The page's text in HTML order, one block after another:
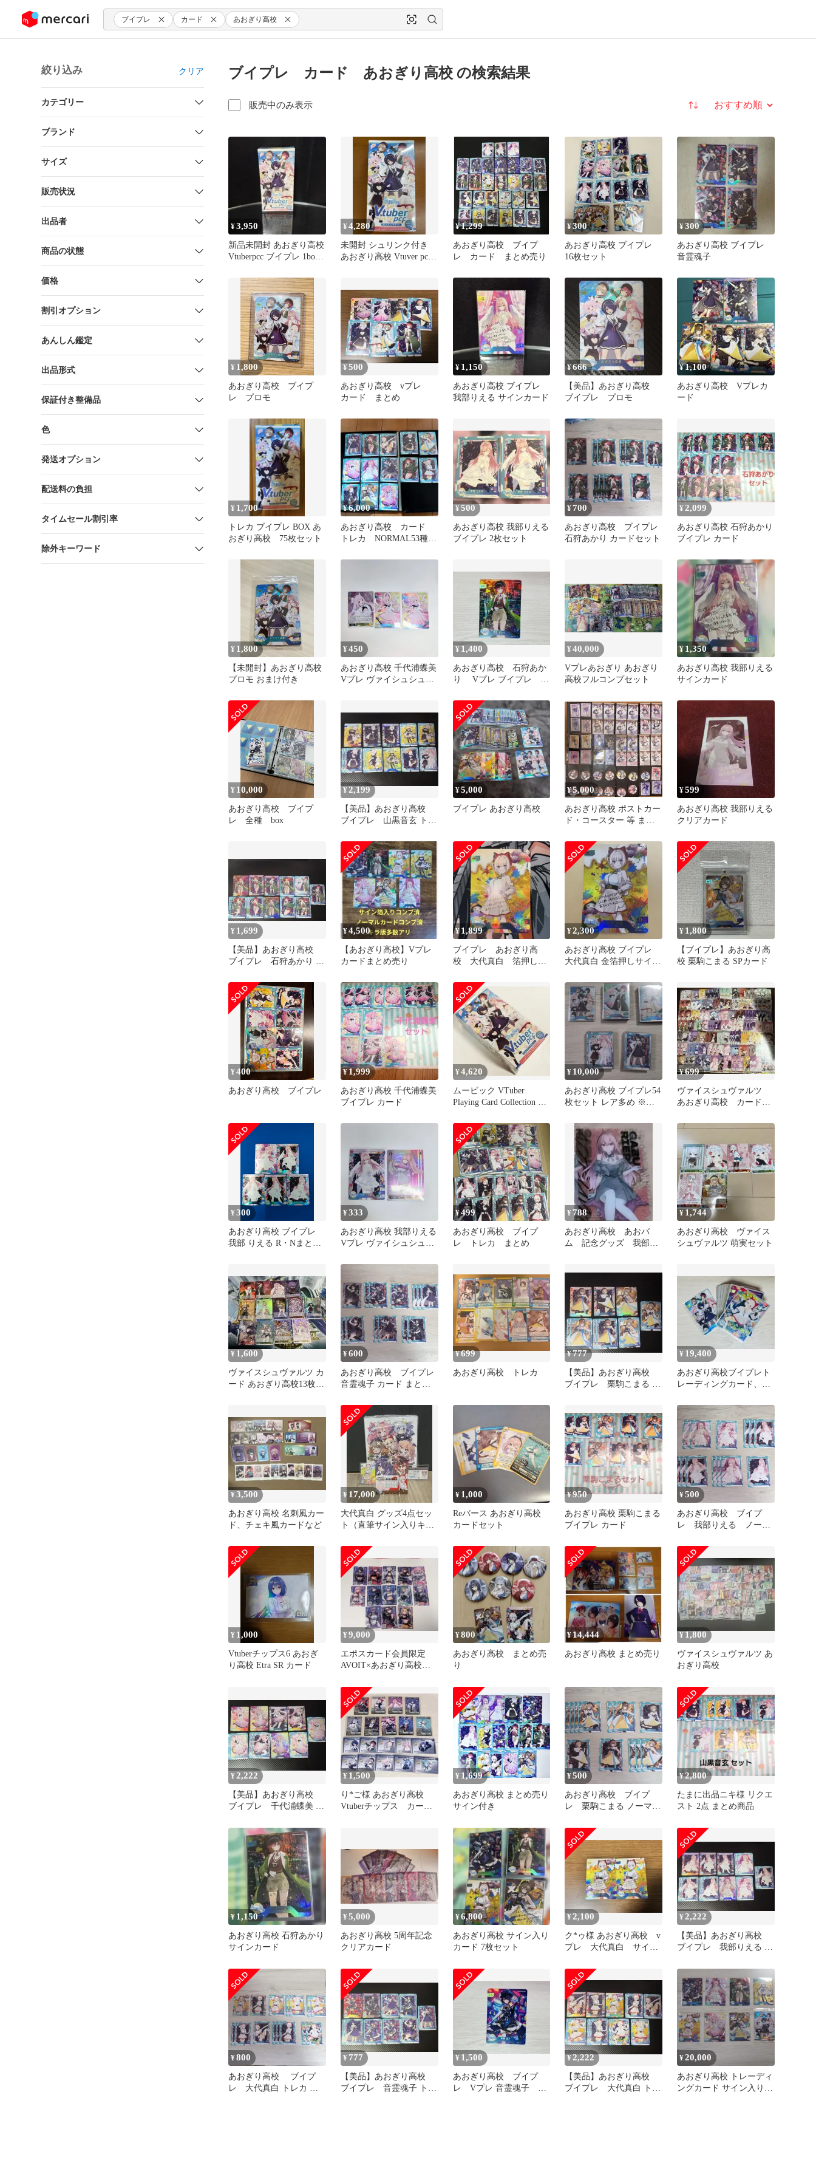
ツにスキップ ブイプレ カード あおぎり高校
絞り込み クリア
カテゴリー
ブランド
サイズ
販売状況
出品者
商品の状態
価格
割引オプション
あんしん鑑定
出品形式
保証付き整備品
色
発送オプション
配送料の負担
タイムセール割引率
除外キーワード
ブイプレ カード あおぎり高校 の検索結果
販売中のみ表示 並び替え
¥3,950
新品未開封 あおぎり高校
Vtuberpcc ブイプレ 1box
¥4,280
未開封 シュリンク付き
あおぎり高校 Vtuver pcc
¥1,299
あおぎり高校 ブイプ
レ カード まとめ売り
¥300
あおぎり高校 ブイプレ
16枚セット
¥300
あおぎり高校 ブイプレ
音霊魂子
¥ 1,800
あおぎり高校 ブイプ
レ プロモ
¥500
あおぎり高校 vプレ
カード まとめ
¥ 1,150
あおぎり高校 ブイプレ
我部りえる サインカード
¥666
【美品】あおぎり高校
ブイプレ プロモ
¥1,100
あおぎり高校 Vプレカ
ード
¥ 1,700
トレカ ブイプレ BOX あ
おぎり高校 75枚セット
¥6,000
あおぎり高校 カード
トレカ NORMAL53種類
¥500
あおぎり高校 我部りえる
ブイプレ 2枚セット
¥700
あおぎり高校 ブイプレ
石狩あかり カードセット
¥ 2,099
あおぎり高校 石狩あかり
ブイプレ カード
¥ 1,800
【未開封】あおぎり高校
プロモ おまけ付き
¥450
あおぎり高校 千代浦蝶美
Vプレ ヴァイシュシュバ
¥ 1,400
あおぎり高校 石狩あか
り Vプレ ブイプレ
¥40,000
Vプレあおぎり あおぎり
高校フルコンプセット
¥ 1,350
あおぎり高校 我部りえる
サインカード
¥ 10,000
あおぎり高校 ブイプ
レ 全種 box
¥ 2,199
【美品】あおぎり高校
ブイプレ 山黒音玄 トレ
¥5,000
ブイプレ あおぎり高校
¥5,000
あおぎり高校 ポストカー
ド・コースター 等 まと
¥599
あおぎり高校 我部りえる
クリアカード
¥ 1,699
【美品】あおぎり高校
ブイプレ 石狩あかり ト
sp
¥4,500
【あおぎり高校】Vプレ
カードまとめ売り
¥ 1,899
ブイプレ あおぎり高
校 大代真白 箔押しサ
¥2,300
あおぎり高校 ブイプレ
大代真白 金箔押しサイン
¥ 1,800
【ブイプレ】あおぎり高
校 栗駒こまる SPカード
¥400
あおぎり高校 ブイプレ
¥1,999
あおぎり高校 千代浦蝶美
ブイプレ カード
¥4,620
ムービック VTuber
Playing Card Collection ブ
【1BOX】
¥ 10,000
あおぎり高校 ブイプレ54
枚セット レア多め ※現
きません
¥699
ヴァイスシュヴァルツ
あおぎり高校 カード
ラ不可
¥300
あおぎり高校 ブイプレ
我部 りえる R・Nまとめ
¥333
あおぎり高校 我部りえる
Vプレ ヴァイシュシュバ
¥499
あおぎり高校 ブイプ
レ トレカ まとめ
¥ 788
あおぎり高校 あおバ
ム 記念グッズ 我部り
¥1,744
あおぎり高校 ヴァイス
シュヴァルツ 萌実セット
¥ 1,600
ヴァイスシュヴァルツ カ
ード あおぎり高校13枚セ
¥600
あおぎり高校 ブイプレ
音霊魂子 カード まとめ
¥699
あおぎり高校 トレカ
¥777
【美品】あおぎり高校
ブイプレ 栗駒こまる ト
¥ 19,400
あおぎり高校ブイプレト
レーディングカード、R
¥3,500
あおぎり高校 名刺風カー
ド、チェキ風カードなど
¥ 17,000
大代真白 グッズ4点セッ
ト（直筆サイン入りキャ
¥ 1,000
Reバース あおぎり高校
カードセット
¥950
あおぎり高校 栗駒こまる
ブイプレ カード
¥500
あおぎり高校 ブイプ
レ 我部りえる ノーマ
¥ 1,000
Vtuberチップス6 あおぎ
り高校 Etra SR カード
¥9,000
エポスカード会員限定
AVOIT×あおぎり高校コ
ンプ
¥800
あおぎり高校 まとめ売
り
¥14,444
あおぎり高校 まとめ売り
¥ 1,800
ヴァイスシュヴァルツ あ
おぎり高校
¥2,222
【美品】あおぎり高校
ブイプレ 千代浦蝶美 ト
sp
¥ 1,500
り*ご様 あおぎり高校
Vtuberチップス カー
¥ 1,699
あおぎり高校 まとめ売り
サイン付き
¥500
あおぎり高校 ブイプ
レ 栗駒こまる ノーマル
¥2,800
たまに出品ニキ様 リクエ
スト 2点 まとめ商品
¥ 1,150
あおぎり高校 石狩あかり
サインカード
¥5,000
あおぎり高校 5周年記念
クリアカード
¥6,800
あおぎり高校 サイン入り
カード 7枚セット
¥2,100
ク*ゥ様 あおぎり高校 v
プレ 大代真白 サイン
¥2,222
【美品】あおぎり高校
ブイプレ 我部りえる ト
sp
¥800
あおぎり高校 ブイプ
レ 大代真白 トレカ ま
¥ 777
【美品】あおぎり高校
ブイプレ 音霊魂子 トレ
¥ 1,500
あおぎり高校 ブイプ
レ Vプレ 音霊魂子 サ
¥2,222
【美品】あおぎり高校
ブイプレ 大代真白 トレ
¥20,000
あおぎり高校 トレーディ
ングカード サイン入りSP